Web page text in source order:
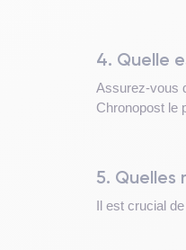
4. Quelle
Assurez-vous
Chronopost le
5. Quelles
Il est crucial